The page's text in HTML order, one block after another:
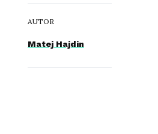
AUTOR
Matej Hajdin